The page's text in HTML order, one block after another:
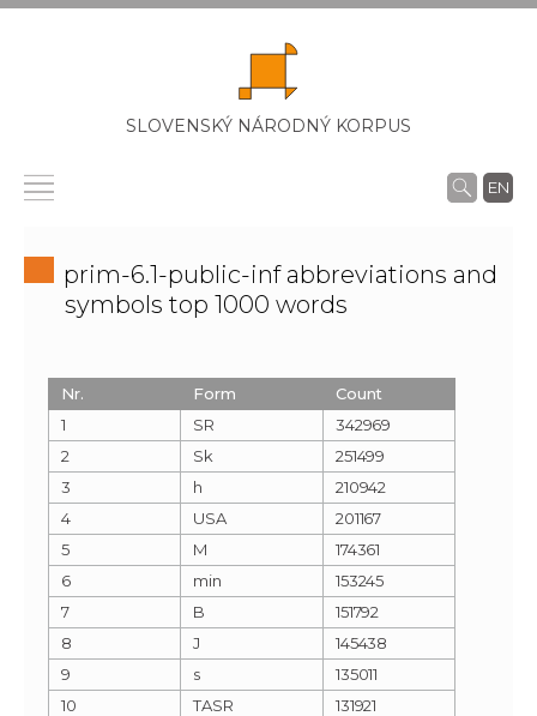
SLOVENSKÝ NÁRODNÝ KORPUS
EN
prim-6.1-public-inf abbreviations and
symbols top 1000 words
Nr. Form
Count
1
SR
342969
2
Sk
251499
3
h
210942
4
USA
201167
5
M
174361
6
min
153245
7
B
151792
8
J
145438
9
s
135011
10
TASR
131921